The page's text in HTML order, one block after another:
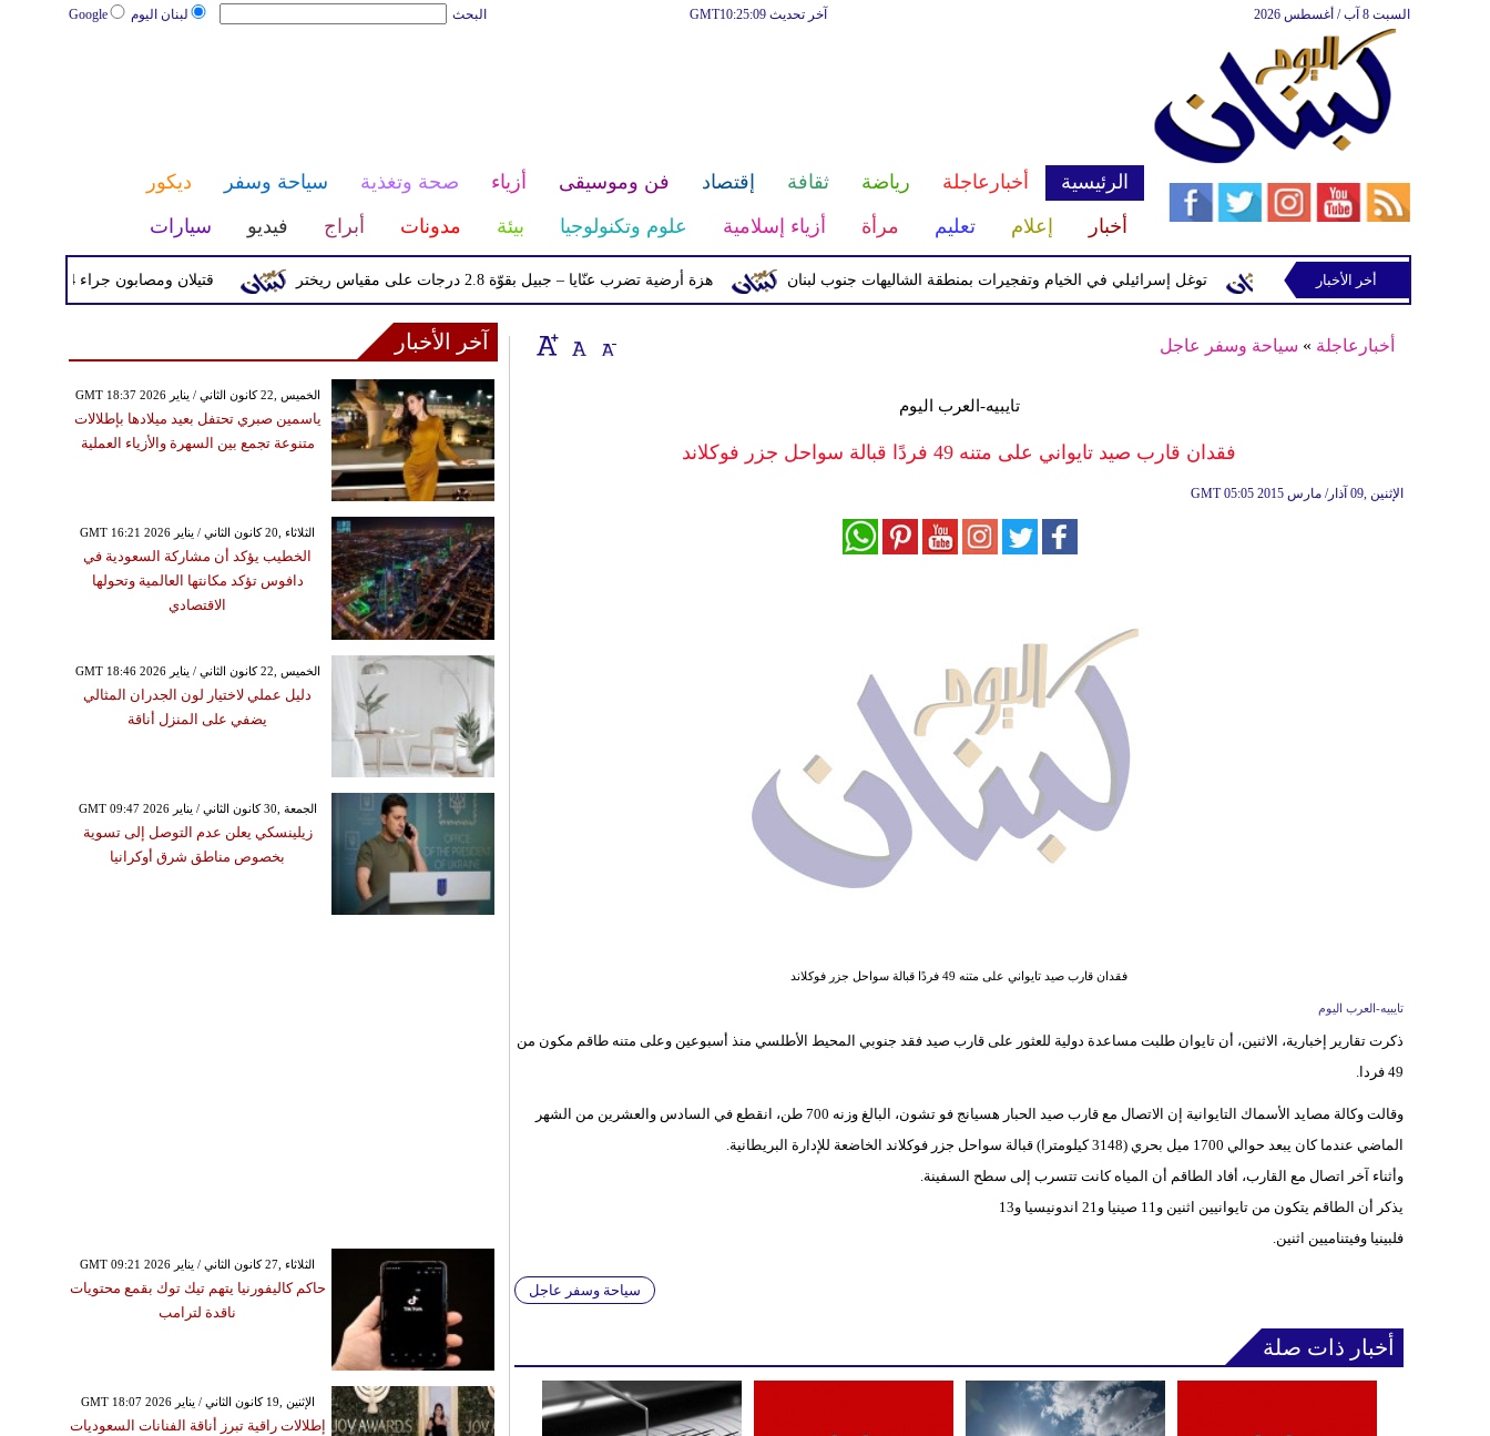
لبنان اليوم Google البحث آخر تحديث GMT10:25:09 السبت 8 آب / أغسطس 2026
الرئيسية أخبارعاجلة رياضة ثقافة إقتصاد فن وموسيقى أزياء صحة وتغذية سياحة وسفر
ديكور
أخبار
إعلام تعليم مرأة أزياء إسلامية علوم وتكنولوجيا بيئة مدونات أبراج فيديو سيارات
قتيلان ومصابون جراء 14 غارة إسرائيلية على شرق وجنوب لبنان هزة أرضية تضرب عنّايا – جبيل بقوّة 2.8 درجات على مقياس ريختر توغل إسرائيلي في الخيام وتفجيرات بمنطقة الشاليهات جنوب لبنان في رب ثلاثين
أخر الأخبار
أخبارعاجلة » سياحة وسفر عاجل
تايبيه-العرب اليوم
فقدان قارب صيد تايواني على متنه 49 فردًا قبالة سواحل جزر فوكلاند
GMT 05:05 2015 الإثنين ,09 آذار/ مارس
فقدان قارب صيد تايواني على متنه 49 فردًا قبالة سواحل جزر فوكلاند
تايبيه-العرب اليوم
ذكرت تقارير إخبارية، الاثنين، أن تايوان طلبت مساعدة دولية للعثور على قارب صيد فقد جنوبي المحيط الأطلسي منذ أسبوعين وعلى متنه طاقم مكون من
49 فردا.
وقالت وكالة مصايد الأسماك التايوانية إن الاتصال مع قارب صيد الحبار هسيانج فو تشون، البالغ وزنه 700 طن، انقطع في السادس والعشرين من الشهر
الماضي عندما كان يبعد حوالي 1700 ميل بحري (3148 كيلومترا) قبالة سواحل جزر فوكلاند الخاضعة للإدارة البريطانية.
وأثناء آخر اتصال مع القارب، أفاد الطاقم أن المياه كانت تتسرب إلى سطح السفينة.
يذكر أن الطاقم يتكون من تايوانيين اثنين و11 صينيا و21 اندونيسيا و13
فلبينيا وفيتناميين اثنين.
سياحة وسفر عاجل
أخبار ذات صلة
آخر الأخبار
GMT 18:37 2026 الخميس ,22 كانون الثاني / يناير
ياسمين صبري تحتفل بعيد ميلادها بإطلالات
متنوعة تجمع بين السهرة والأزياء العملية
GMT 16:21 2026 الثلاثاء ,20 كانون الثاني / يناير
الخطيب يؤكد أن مشاركة السعودية في
دافوس تؤكد مكانتها العالمية وتحولها
الاقتصادي
GMT 18:46 2026 الخميس ,22 كانون الثاني / يناير
دليل عملي لاختيار لون الجدران المثالي
يضفي على المنزل أناقة
GMT 09:47 2026 الجمعة ,30 كانون الثاني / يناير
زيلينسكي يعلن عدم التوصل إلى تسوية
بخصوص مناطق شرق أوكرانيا
GMT 09:21 2026 الثلاثاء ,27 كانون الثاني / يناير
حاكم كاليفورنيا يتهم تيك توك بقمع محتويات
ناقدة لترامب
GMT 18:07 2026 الإثنين ,19 كانون الثاني / يناير
إطلالات راقية تبرز أناقة الفنانات السعوديات